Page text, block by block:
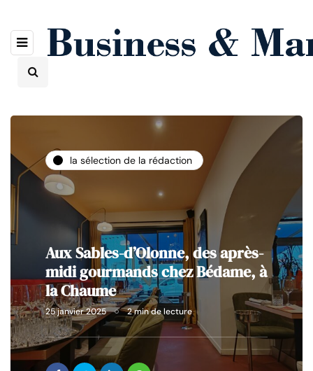
la sélection de la rédaction
Aux Sables-d’Olonne, des après-
midi gourmands chez Bédame, à
la Chaume
25 janvier 2025 2 min de lecture